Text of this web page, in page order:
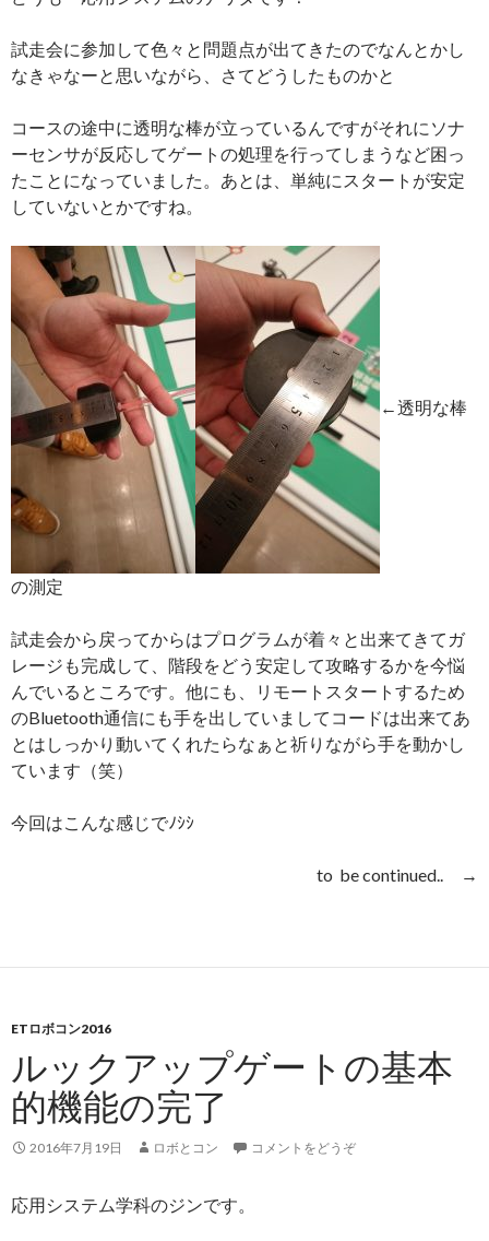
試走会に参加して色々と問題点が出てきたのでなんとかし
なきゃなーと思いながら、さてどうしたものかと
コースの途中に透明な棒が立っているんですがそれにソナ
ーセンサが反応してゲートの処理を行ってしまうなど困っ
たことになっていました。あとは、単純にスタートが安定
していないとかですね。
←透明な棒
の測定
試走会から戻ってからはプログラムが着々と出来てきてガ
レージも完成して、階段をどう安定して攻略するかを今悩
んでいるところです。他にも、リモートスタートするため
のBluetooth通信にも手を出していましてコードは出来てあ
とはしっかり動いてくれたらなぁと祈りながら手を動かし
ています（笑）
今回はこんな感じでﾉｼｼ
to be continued.. →
ETロボコン2016
ルックアップゲートの基本
的機能の完了
2016年7月19日 ロボとコン コメントをどうぞ
応用システム学科のジンです。